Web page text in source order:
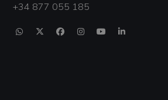
+34 877 055 185